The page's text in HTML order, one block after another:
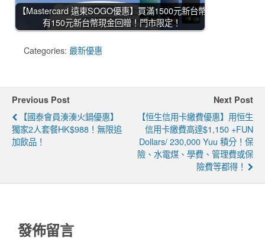
【Mastercard 遠東SOGO優惠】買滿1500元新台幣
有150元新台幣現金回贈！門市限定！
Categories: 最新優惠
Previous Post
【國泰會員湊湊火鍋優惠】
獨家2人套餐HK$988！無限追
加飲品！
Next Post
【恒生信用卡繳費優惠】用恒生
信用卡繳費高達$1,150 +FUN
Dollars/ 230,000 Yuu 積分！保
險、水電煤、學費、管理費或保
險費等都得！
發佈留言